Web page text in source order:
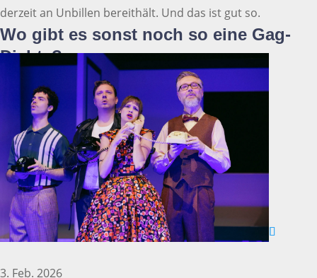
Wo gibt es sonst noch so eine Gag-
Dichte?
3. Feb. 2026
derzeit an Unbillen bereithält. Und das ist gut so.